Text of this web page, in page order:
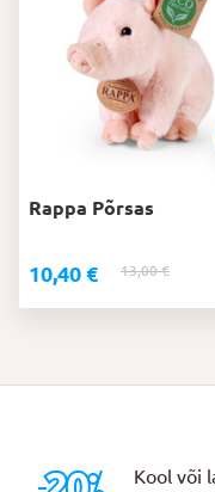
Rappa Põrsas
13,00€Algne
10,40 €
Kool või